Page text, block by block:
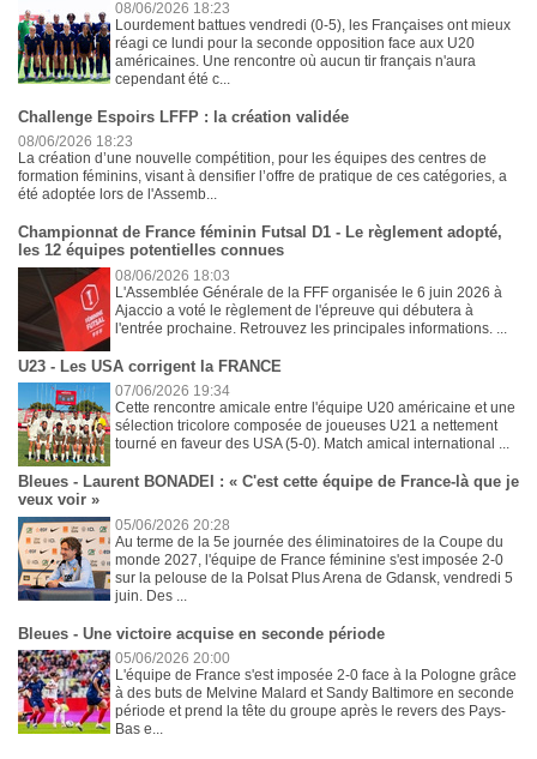
08/06/2026 18:23
Lourdement battues vendredi (0-5), les Françaises ont mieux
réagi ce lundi pour la seconde opposition face aux U20
américaines. Une rencontre où aucun tir français n'aura
cependant été c...
Challenge Espoirs LFFP : la création validée
08/06/2026 18:23
La création d’une nouvelle compétition, pour les équipes des centres de
formation féminins, visant à densifier l’offre de pratique de ces catégories, a
été adoptée lors de l'Assemb...
Championnat de France féminin Futsal D1 - Le règlement adopté,
les 12 équipes potentielles connues
08/06/2026 18:03
L'Assemblée Générale de la FFF organisée le 6 juin 2026 à
Ajaccio a voté le règlement de l'épreuve qui débutera à
l'entrée prochaine. Retrouvez les principales informations. ...
U23 - Les USA corrigent la FRANCE
07/06/2026 19:34
Cette rencontre amicale entre l'équipe U20 américaine et une
sélection tricolore composée de joueuses U21 a nettement
tourné en faveur des USA (5-0). Match amical international ...
Bleues - Laurent BONADEI : « C'est cette équipe de France-là que je
veux voir »
05/06/2026 20:28
Au terme de la 5e journée des éliminatoires de la Coupe du
monde 2027, l'équipe de France féminine s'est imposée 2-0
sur la pelouse de la Polsat Plus Arena de Gdansk, vendredi 5
juin. Des ...
Bleues - Une victoire acquise en seconde période
05/06/2026 20:00
L'équipe de France s'est imposée 2-0 face à la Pologne grâce
à des buts de Melvine Malard et Sandy Baltimore en seconde
période et prend la tête du groupe après le revers des Pays-
Bas e...